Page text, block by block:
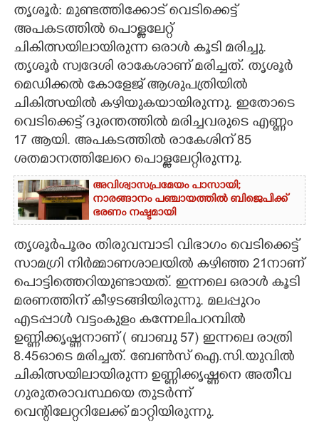
CARTOONS
LITERATURE
ZOOM
CONTACT US
തൃശൂർ: മുണ്ടത്തിക്കോട് വെടിക്കെട്ട്
അപകടത്തിൽ പൊള്ളലേറ്റ്
ചികിത്സയിലായിരുന്ന ഒരാൾ കൂടി മരിച്ചു.
തൃശൂർ സ്വദേശി രാകേശാണ് മരിച്ചത്. തൃശൂർ
മെഡിക്കൽ കോളേജ് ആശുപത്രിയിൽ
ചികിത്സയിൽ കഴിയുകയായിരുന്നു. ഇതോട‌െ
വെടിക്കെട്ട് ദുരന്തത്തിൽ മരിച്ചവരുടെ എണ്ണം
17 ആയി. അപകടത്തിൽ രാകേശിന് 85
ശതമാനത്തിലേറെ പൊള്ളലേറ്റിരുന്നു.
അവിശ്വാസപ്രമേയം പാസായി;
നാരങ്ങാനം പഞ്ചായത്തിൽ ബിജെപിക്ക്
ഭരണം നഷ്ടമായി
തൃശൂർപൂരം തിരുവമ്പാടി വിഭാഗം വെടിക്കെട്ട്
സാമഗ്രി നിർമ്മാണശാലയിൽ കഴിഞ്ഞ 21നാണ്
പൊട്ടിത്തെറിയുണ്ടായത്. ഇന്നലെ ഒരാൾ കൂടി
മരണത്തിന് കീഴടങ്ങിയിരുന്നു. മലപ്പുറം
എടപ്പാൾ വട്ടംകുളം കന്നേലിപറമ്പിൽ
ഉണ്ണിക്കൃഷ്ണനാണ് ( ബാബു 57) ഇന്നലെ രാത്രി
8.45ഓടെ മരിച്ചത്. ബേൺസ് ഐ.സി.യുവിൽ
ചികിത്സയിലായിരുന്ന ഉണ്ണിക്കൃഷ്ണനെ അതീവ
ഗുരുതരാവസ്ഥയെ തുടർന്ന്
വെന്റിലേറ്ററിലേക്ക് മാറ്റിയിരുന്നു.